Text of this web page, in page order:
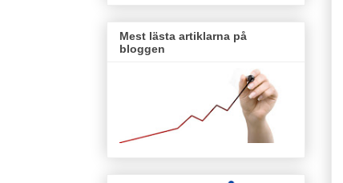
Mest lästa artiklarna på
bloggen